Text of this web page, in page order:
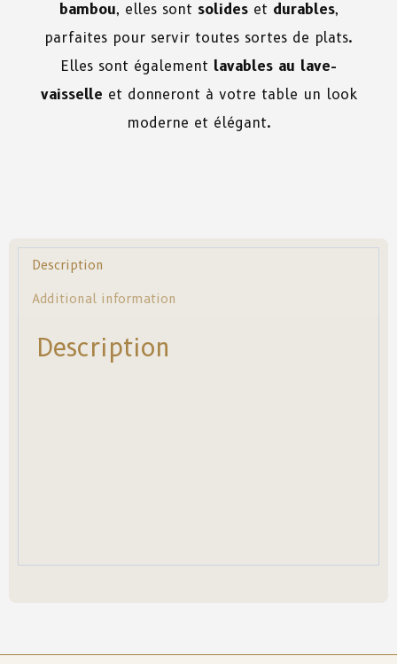
bambou, elles sont solideset durables,
parfaites pour servir toutes sortes de plats.
Elles sont également lavables au lave-
vaisselle et donneront à votre table un look
moderne et élégant.
Description
Additional information
Description